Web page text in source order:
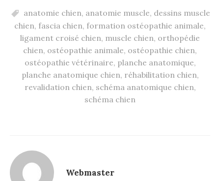
anatomie chien, anatomie muscle, dessins muscle
chien, fascia chien, formation ostéopathie animale,
ligament croisé chien, muscle chien, orthopédie
chien, ostéopathie animale, ostéopathie chien,
ostéopathie vétérinaire, planche anatomique,
planche anatomique chien, réhabilitation chien,
revalidation chien, schéma anatomique chien,
schéma chien
Webmaster